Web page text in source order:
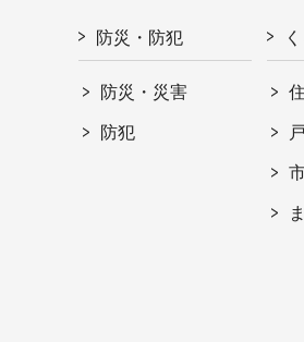
防災・防犯
防災・災害
防犯